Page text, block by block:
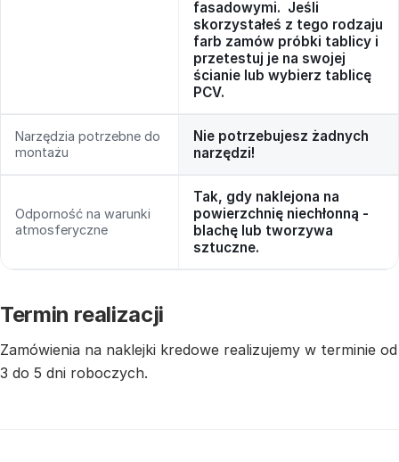
fasadowymi. Jeśli
skorzystałeś z tego rodzaju
farb zamów próbki tablicy i
przetestuj je na swojej
ścianie lub wybierz tablicę
PCV.
Narzędzia potrzebne do
montażu
Nie potrzebujesz żadnych
narzędzi!
Odporność na warunki
atmosferyczne
Tak, gdy naklejona na
powierzchnię niechłonną -
blachę lub tworzywa
sztuczne.
Termin realizacji
Zamówienia na naklejki kredowe realizujemy w terminie od
3 do 5 dni roboczych.